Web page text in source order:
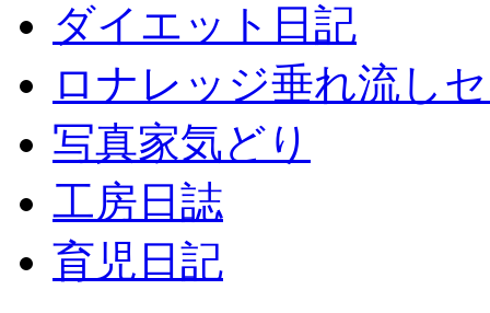
ダイエット日記
ロナレッジ垂れ流し
写真家気どり
工房日誌
育児日記